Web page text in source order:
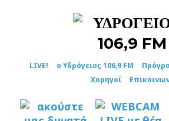
LIVE! ο Υδρόγειος 106,9 FM
Χορηγοί